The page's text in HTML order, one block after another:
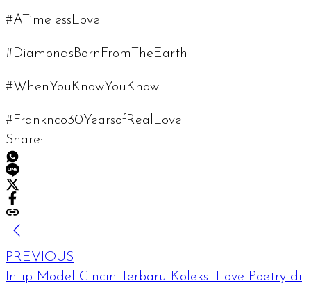
#ATimelessLove
#DiamondsBornFromTheEarth
#WhenYouKnowYouKnow
#Franknco30YearsofRealLove
Share:
PREVIOUS
Intip Model Cincin Terbaru Koleksi Love Poetry di